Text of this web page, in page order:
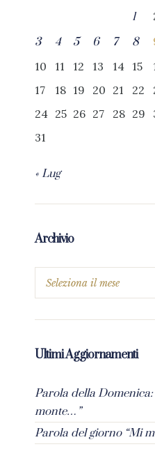
1
3
4 5 6 7 8
10
11 12 13 14 15
17
18 19 20 21 22
24 25 26 27 28 29
31
« Lug
Archivio
Ultimi Aggiornamenti
Parola della Domenica:
monte…”
Parola del giorno “Mi